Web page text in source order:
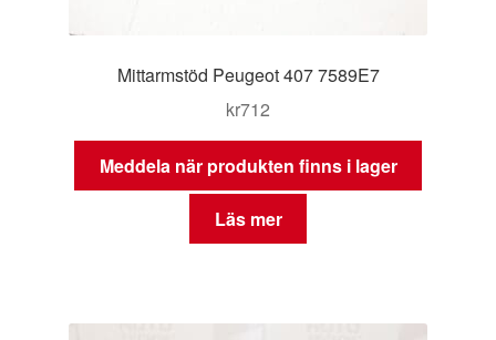
Mittarmstöd Peugeot 407 7589E7
kr712
Meddela när produkten finns i lager
Läs mer